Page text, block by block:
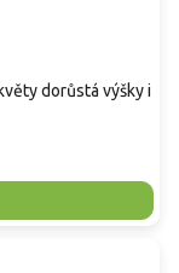
dorůstá výšky i